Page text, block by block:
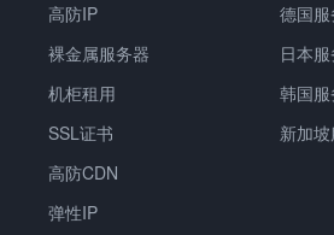
高防IP
裸金属服务器
机柜租用
SSL证书
高防CDN
弹性IP
德国
日本
韩国
新加